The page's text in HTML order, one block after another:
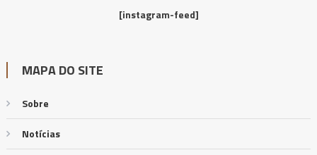
[instagram-feed]
MAPA DO SITE
Sobre
Notícias